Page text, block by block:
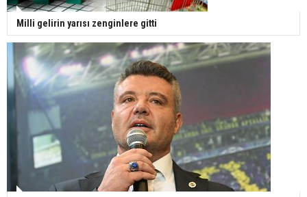
Milli gelirin yarısı zenginlere gitti